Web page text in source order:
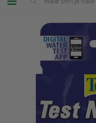
Toggle navigation
Uw
Vul